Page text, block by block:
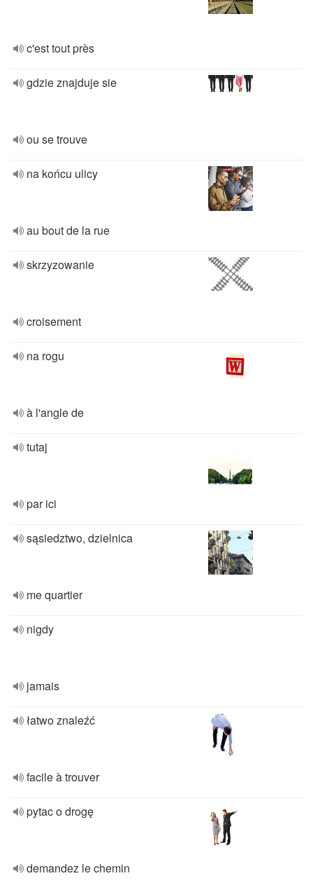
c'est tout près
gdzie znajduje sie
ou se trouve
na końcu ulicy
au bout de la rue
skrzyzowanie
croisement
na rogu
à l'angle de
tutaj
par ici
sąsiedztwo, dzielnica
me quartier
nigdy
jamais
łatwo znaleźć
facile à trouver
pytac o drogę
demandez le chemin